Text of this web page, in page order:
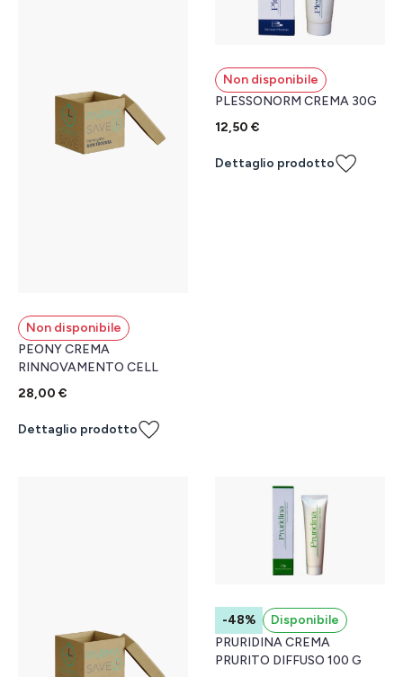
Non disponibile
PEONY CREMA
RINNOVAMENTO CELL
28,00 €
Dettaglio prodotto
Non disponibile
PLESSONORM CREMA 30G
12,50 €
Dettaglio prodotto
-48%
Disponibile
PRURIDINA CREMA
PRURITO DIFFUSO 100 G